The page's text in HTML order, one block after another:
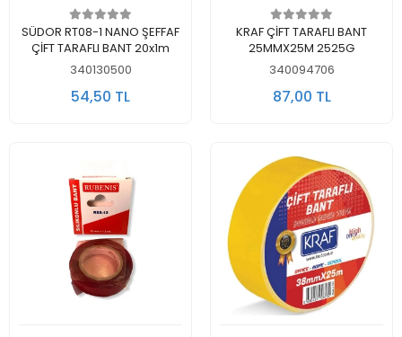
Sepete Ekle
SÜDOR RT08-1 NANO ŞEFFAF
ÇİFT TARAFLI BANT 20x1m
340130500
54,50 TL
Sepete Ekle
KRAF ÇİFT TARAFLI BANT
25MMX25M 2525G
340094706
87,00 TL